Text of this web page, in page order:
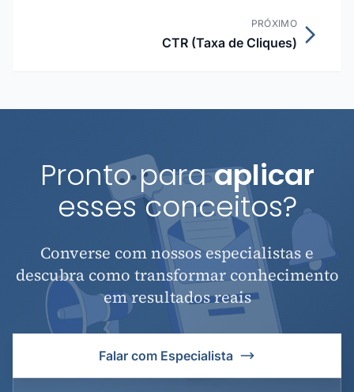
PRÓXIMO
CTR (Taxa de Cliques)
Pronto paraaplicar
esses conceitos?
Converse com nossos especialistas e
descubra como transformar conhecimento
em resultados reais
Falar com Especialista